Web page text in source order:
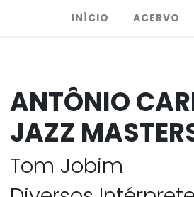
INÍCIO ACERVO
ANTÔNIO
JAZZ
Tom Jobim